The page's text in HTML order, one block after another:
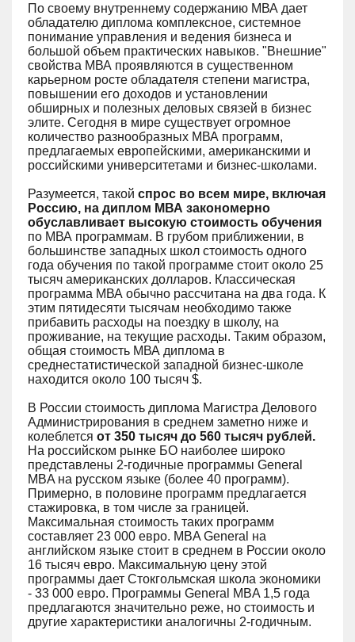
По своему внутреннему содержанию МВА дает
обладателю диплома комплексное, системное
понимание управления и ведения бизнеса и
большой объем практических навыков. "Внешние"
свойства МВА проявляются в существенном
карьерном росте обладателя степени магистра,
повышении его доходов и установлении
обширных и полезных деловых связей в бизнес
элите. Сегодня в мире существует огромное
количество разнообразных МВА программ,
предлагаемых европейскими, американскими и
российскими университетами и бизнес-школами.
Разумеется, такой спрос во всем мире, включая
Россию, на диплом МВА закономерно
обуславливает высокую стоимость обучения
по МВА программам. В грубом приближении, в
большинстве западных школ стоимость одного
года обучения по такой программе стоит около 25
тысяч американских долларов. Классическая
программа МВА обычно рассчитана на два года. К
этим пятидесяти тысячам необходимо также
прибавить расходы на поездку в школу, на
проживание, на текущие расходы. Таким образом,
общая стоимость МВА диплома в
среднестатистической западной бизнес-школе
находится около 100 тысяч $.
В России стоимость диплома Магистра Делового
Администрирования в среднем заметно ниже и
колеблется от 350 тысяч до 560 тысяч рублей.
На российском рынке БО наиболее широко
представлены 2-годичные программы General
MBA на русском языке (более 40 программ).
Примерно, в половине программ предлагается
стажировка, в том числе за границей.
Максимальная стоимость таких программ
составляет 23 000 евро. MBA General на
английском языке стоит в среднем в России около
16 тысяч евро. Максимальную цену этой
программы дает Стокгольмская школа экономики
- 33 000 евро. Программы General MBA 1,5 года
предлагаются значительно реже, но стоимость и
другие характеристики аналогичны 2-годичным.